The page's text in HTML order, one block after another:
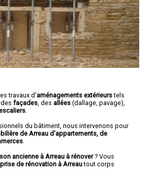
travaux d'aménagements extérieurstels
, des façades , des allées (dallage, pavage),
du bâtiment, nous intervenons pour
de Arreau d'appartements, de
ancienne à Arreau à rénover? Vous
de rénovation à Arreautout corps